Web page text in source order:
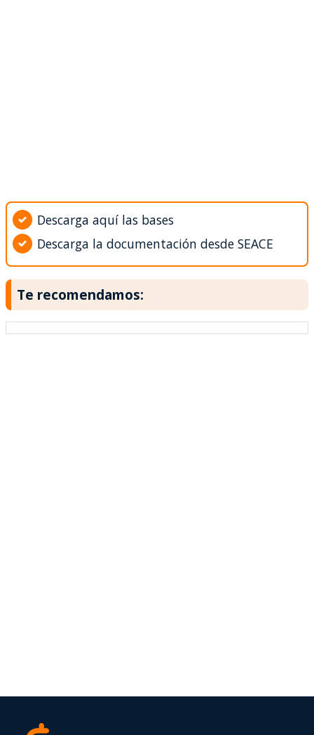
Descarga aquí las bases
Descarga la documentación desde SEACE
Te recomendamos: